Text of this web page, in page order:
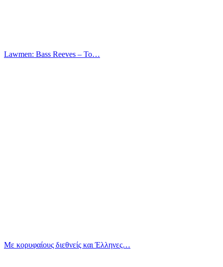
Lawmen: Bass Reeves – Το…
Με κορυφαίους διεθνείς και Έλληνες…